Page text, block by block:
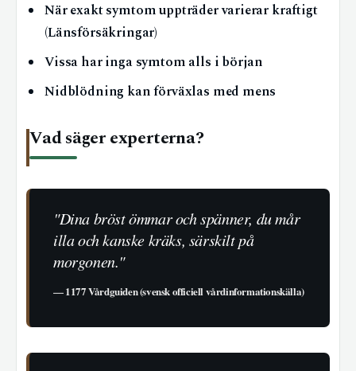
När exakt symtom uppträder varierar kraftigt
(Länsförsäkringar)
Vissa har inga symtom alls i början
Nidblödning kan förväxlas med mens
Vad säger experterna?
"Dina bröst ömmar och spänner, du mår
illa och kanske kräks, särskilt på
morgonen."
—1177 Vårdguiden (svensk officiell vårdinformationskälla)